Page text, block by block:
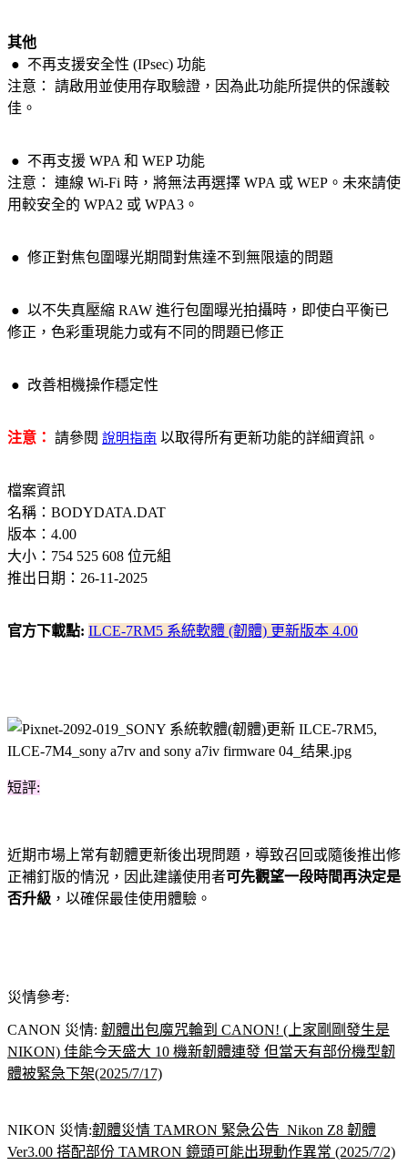
其他
● 不再支援安全性 (IPsec) 功能
注意： 請啟用並使用存取驗證，因為此功能所提供的保護較
佳。
● 不再支援 WPA 和 WEP 功能
注意： 連線 Wi-Fi 時，將無法再選擇 WPA 或 WEP。未來請使
用較安全的 WPA2 或 WPA3。
● 修正對焦包圍曝光期間對焦達不到無限遠的問題
● 以不失真壓縮 RAW 進行包圍曝光拍攝時，即使白平衡已
修正，色彩重現能力或有不同的問題已修正
● 改善相機操作穩定性
注意： 請參閱 說明指南 以取得所有更新功能的詳細資訊。
檔案資訊
名稱：BODYDATA.DAT
版本：4.00
大小：754 525 608 位元組
推出日期：26-11-2025
官方下載點: ILCE-7RM5 系統軟體 (韌體) 更新版本 4.00
短評:
近期市場上常有韌體更新後出現問題，導致召回 或隨後推出修
正補釘版的情況，因此建議使用者可先觀望一段時間再決定是
否升級 ，以確保最佳使用體驗。
災情參考:
CANON 災情: 韌體出包魔咒輪到 CANON! (上家剛剛發生是
NIKON) 佳能今天盛大 10 機新韌體連發 但當天有部份機型韌
體被緊急下架(2025/7/17)
NIKON 災情:韌體災情 TAMRON 緊急公告 Nikon Z8 韌體
Ver3.00 搭配部份 TAMRON 鏡頭可能出現動作異常 (2025/7/2)